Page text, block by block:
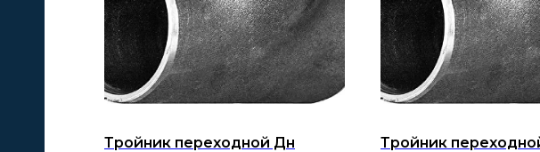
Тройник переходной Дн
Тройник